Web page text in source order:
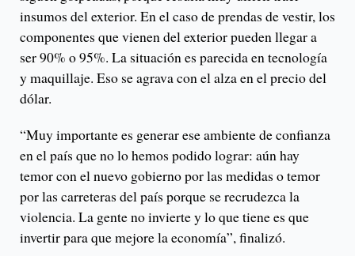
insumos del exterior. En el caso de prendas de vestir, los
componentes que vienen del exterior pueden llegar a
ser 90% o 95%. La situación es parecida en tecnología
y maquillaje. Eso se agrava con el alza en el precio del
dólar.
“Muy importante es generar ese ambiente de confianza
en el país que no lo hemos podido lograr: aún hay
temor con el nuevo gobierno por las medidas o temor
por las carreteras del país porque se recrudezca la
violencia. La gente no invierte y lo que tiene es que
invertir para que mejore la economía”, finalizó.